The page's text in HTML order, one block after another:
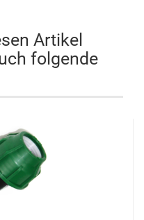
Artikel
folgende